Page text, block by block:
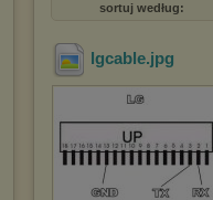
sortuj według:
lgcable.jpg